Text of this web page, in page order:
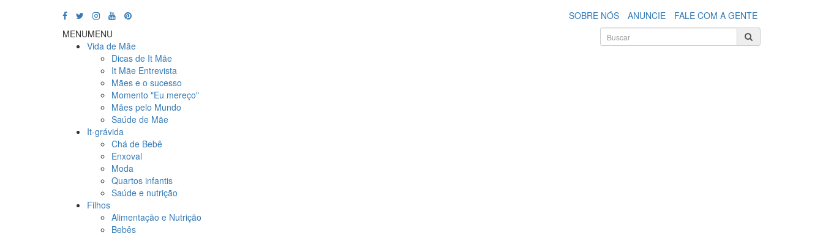
SOBRE NÓS ANUNCIE
FALE COM A GENTE
MENUMENU
Vida de Mãe
Dicas de It Mãe
It Mãe Entrevista
Mães e o sucesso
Momento "Eu mereço"
Mães pelo Mundo
Saúde de Mãe
It-grávida
Chá de Bebê
Enxoval
Moda
Quartos infantis
Saúde e nutrição
Filhos
Alimentação e Nutrição
Bebês